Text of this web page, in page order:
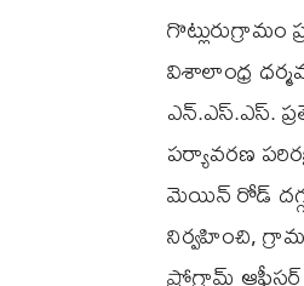
గొట్లురుగ్రామం
విశాలాంధ్ర
ఎన్.ఎస్.ఎస్.
పర్యావరణ
మెయిన్ రోడ్
నిర్వహించి,